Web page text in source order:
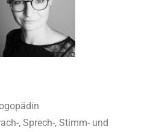
, Sprech-, Stimm- und